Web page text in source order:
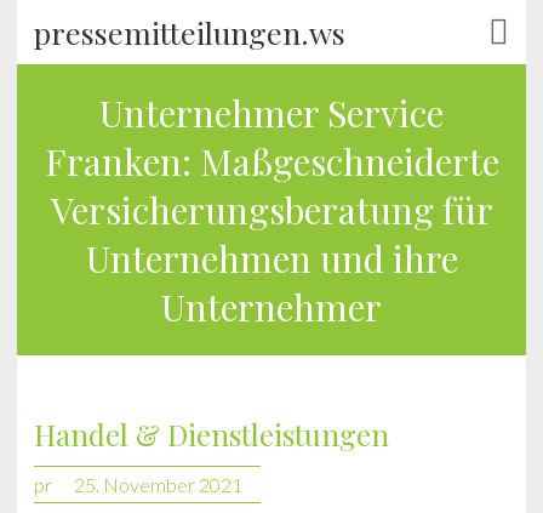
pressemitteilungen.ws
Unternehmer Service
Franken: Maßgeschneiderte
Versicherungsberatung für
Unternehmen und ihre
Unternehmer
Handel & Dienstleistungen
pr 25. November 2021